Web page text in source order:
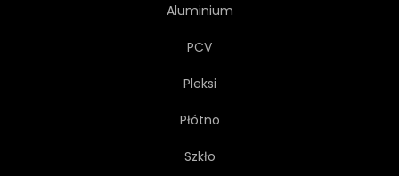
TYPOGRAFIA
Aluminium
PCV
Pleksi
Płótno
Szkło